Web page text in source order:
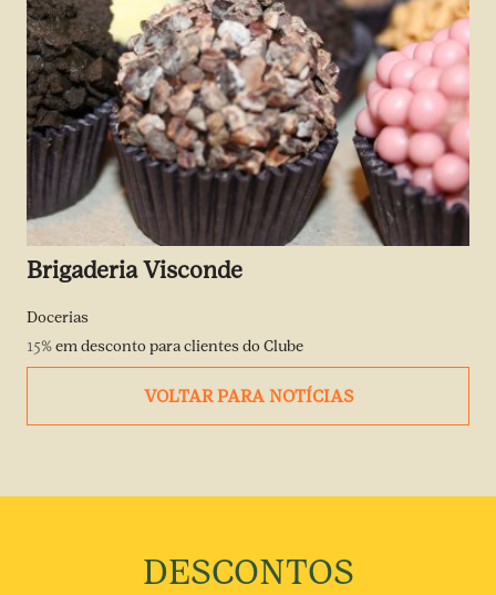
Brigaderia Visconde
Docerias
15%em desconto para clientes do Clube
VOLTAR PARA NOTÍCIAS
DESCONTOS